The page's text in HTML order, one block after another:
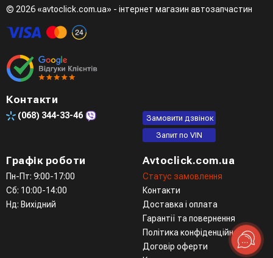
Четвертий варіант - замовити через доступні месенджери
(viber, telegram)
© 2026 «avtoclick.com.ua» - інтернет магазин автозапчастин
Контакти
(068) 344-33-46
Замовити дзвінок
Запит по VIN
Графік роботи
Пн-Пт: 9:00-17:00
Сб: 10:00-14:00
Нд: Вихідний
Avtoclick.com.ua
Статус замовлення
Контакти
Доставка і оплата
Гарантії та повернення
Політика конфіденційності
Договір оферти